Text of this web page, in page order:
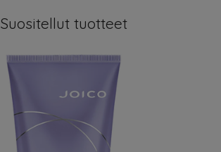
Suositellut tuotteet